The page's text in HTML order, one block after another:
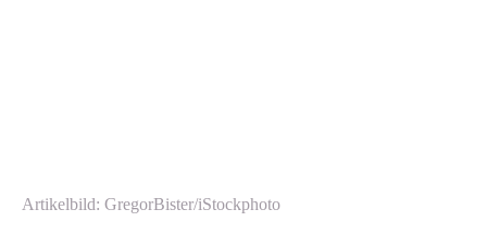
Artikelbild: GregorBister/iStockphoto